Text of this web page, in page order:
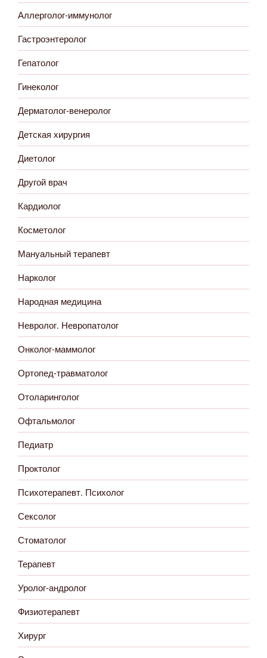
Аллерголог-иммунолог
Гастроэнтеролог
Гепатолог
Гинеколог
Дерматолог-венеролог
Детская хирургия
Диетолог
Другой врач
Кардиолог
Косметолог
Мануальный терапевт
Нарколог
Народная медицина
Невролог. Невропатолог
Онколог-маммолог
Ортопед-травматолог
Отоларинголог
Офтальмолог
Педиатр
Проктолог
Психотерапевт. Психолог
Сексолог
Стоматолог
Терапевт
Уролог-андролог
Физиотерапевт
Хирург